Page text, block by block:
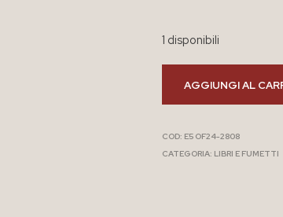
1 disponibili
AGGIUNGI AL
COD: E5 OF24-2808
CATEGORIA: LIBRI E FUMETTI